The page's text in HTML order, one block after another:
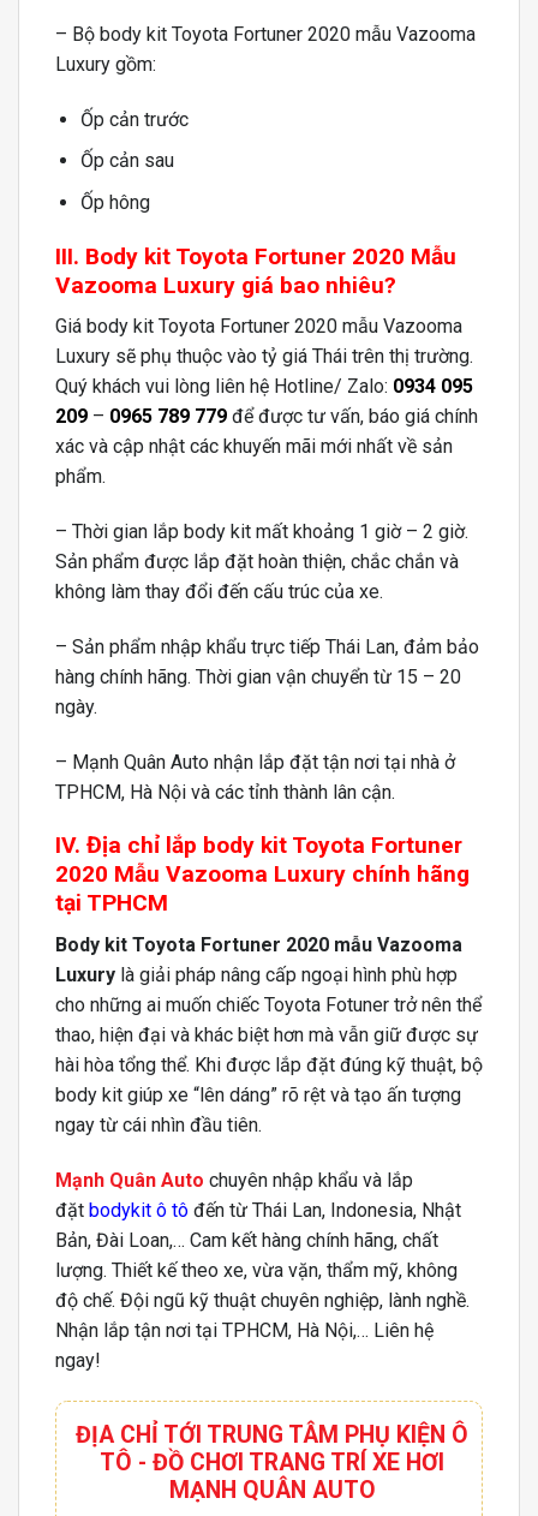
– Bộ body kit Toyota Fortuner 2020 mẫu Vazooma
Luxury gồm:
Ốp cản trước
Ốp cản sau
Ốp hông
III. Body kit Toyota Fortuner 2020 Mẫu
Vazooma Luxury giá bao nhiêu?
Giá body kit Toyota Fortuner 2020 mẫu Vazooma
Luxury sẽ phụ thuộc vào tỷ giá Thái trên thị trường.
Quý khách vui lòng liên hệ Hotline/ Zalo: 0934 095
209 – 0965 789 779 để được tư vấn, báo giá chính
xác và cập nhật các khuyến mãi mới nhất về sản
phẩm.
– Thời gian lắp body kit mất khoảng 1 giờ – 2 giờ.
Sản phẩm được lắp đặt hoàn thiện, chắc chắn và
không làm thay đổi đến cấu trúc của xe.
– Sản phẩm nhập khẩu trực tiếp Thái Lan, đảm bảo
hàng chính hãng. Thời gian vận chuyển từ 15 – 20
ngày.
– Mạnh Quân Auto nhận lắp đặt tận nơi tại nhà ở
TPHCM, Hà Nội và các tỉnh thành lân cận.
IV. Địa chỉ lắp body kit Toyota Fortuner
2020 Mẫu Vazooma Luxury chính hãng
tại TPHCM
Body kit Toyota Fortuner 2020 mẫu Vazooma
Luxury là giải pháp nâng cấp ngoại hình phù hợp
cho những ai muốn chiếc Toyota Fotuner trở nên thể
thao, hiện đại và khác biệt hơn mà vẫn giữ được sự
hài hòa tổng thể. Khi được lắp đặt đúng kỹ thuật, bộ
body kit giúp xe “lên dáng” rõ rệt và tạo ấn tượng
ngay từ cái nhìn đầu tiên.
Mạnh Quân Auto chuyên nhập khẩu và lắp
đặt bodykit ô tô đến từ Thái Lan, Indonesia, Nhật
Bản, Đài Loan,… Cam kết hàng chính hãng, chất
lượng. Thiết kế theo xe, vừa vặn, thẩm mỹ, không
độ chế. Đội ngũ kỹ thuật chuyên nghiệp, lành nghề.
Nhận lắp tận nơi tại TPHCM, Hà Nội,… Liên hệ
ngay!
ĐỊA CHỈ TỚI TRUNG TÂM PHỤ KIỆN Ô
TÔ - ĐỒ CHƠI TRANG TRÍ XE HƠI
MẠNH QUÂN AUTO